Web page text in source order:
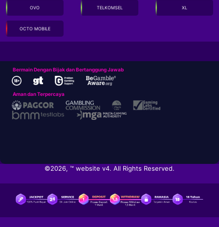
OVO TELKOMSEL XL
OCTO MOBILE
Bermain Dengan Bijak dan Bertanggung Jawab
Aman dan Terpercaya
©2026, ™ website v4. All Rights Reserved.